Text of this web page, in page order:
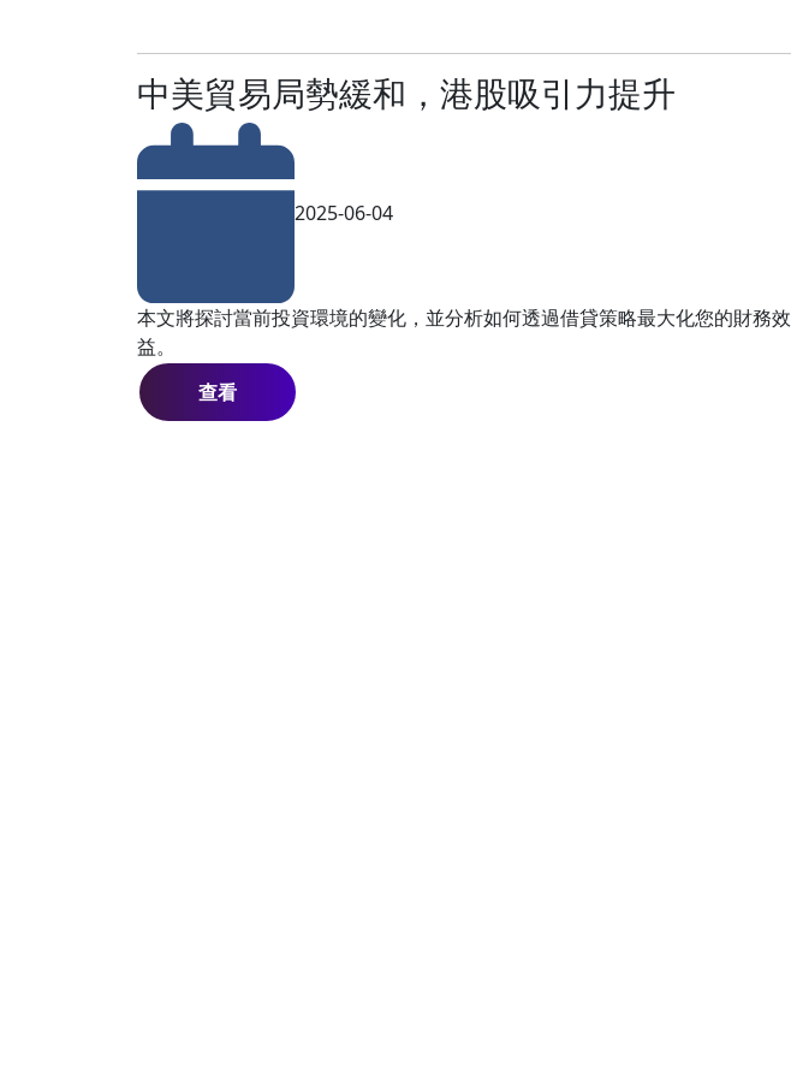
中美貿易局勢緩和，港股吸引力提升
2025-06-04
本文將探討當前投資環境的變化，並分析如何透過借貸策略最大化您的財務效
益。
查看